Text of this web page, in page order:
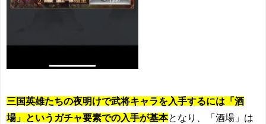
三国英雄たちの夜明けで武将キャラを入手するには「酒
場」というガチャ要素での入手が基本となり、「酒場」は